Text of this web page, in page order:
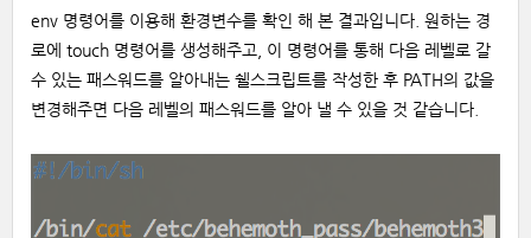
env 명령어를 이용해 환경변수를 확인 해 본 결과입니다. 원하는 경
로에 touch 명령어를 생성해주고, 이 명령어를 통해 다음 레벨로 갈
수 있는 패스워드를 알아내는 쉘스크립트를 작성한 후 PATH의 값을
변경해주면 다음 레벨의 패스워드를 알아 낼 수 있을 것 같습니다.